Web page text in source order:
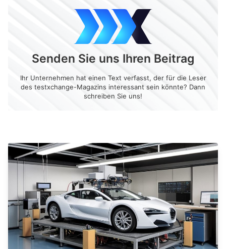
Senden Sie uns Ihren Beitrag
Ihr Unternehmen hat einen Text verfasst, der für die Leser
des testxchange-Magazins interessant sein könnte? Dann
schreiben Sie uns!